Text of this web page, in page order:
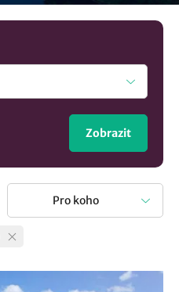
nejmenším členem rodiny
kam vyrazit s dětským
zkuste vzít dětskou
Zobrazit
Pro koho